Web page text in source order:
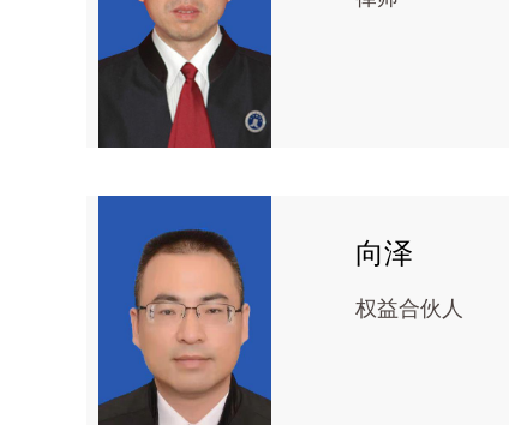
向泽
权益合伙人